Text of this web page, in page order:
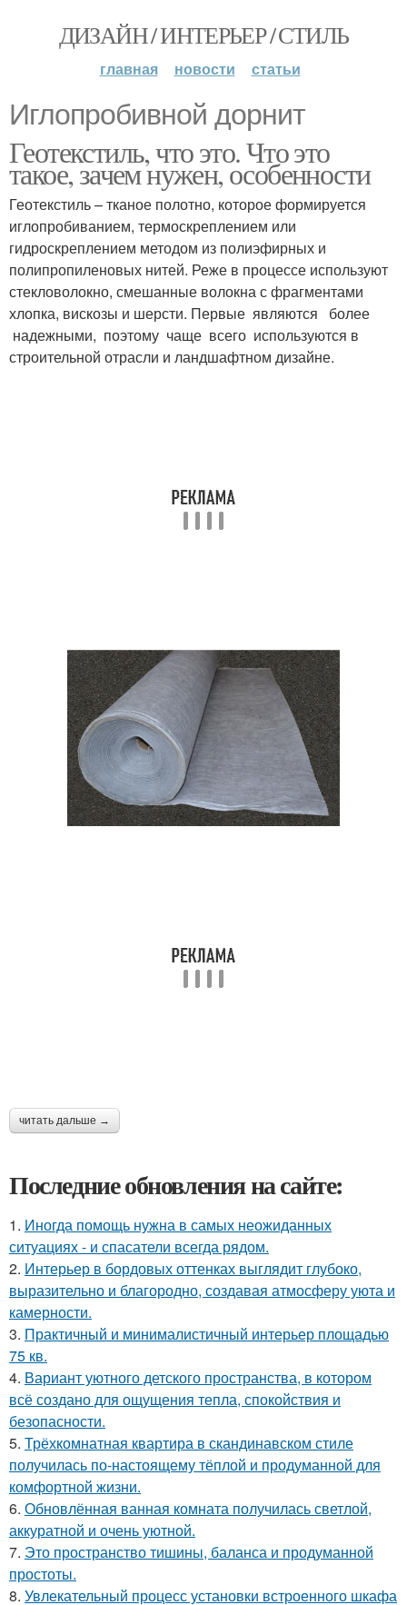
ДИЗАЙН / ИНТЕРЬЕР / СТИЛЬ
главная новости статьи
Иглопробивной дорнит
Геотекстиль, что это. Что это
такое, зачем нужен, особенности
Геотекстиль – тканое полотно, которое формируется
иглопробиванием, термоскреплением или
гидроскреплением методом из полиэфирных и
полипропиленовых нитей. Реже в процессе используют
стекловолокно, смешанные волокна с фрагментами
хлопка, вискозы и шерсти. Первые являются более
надежными, поэтому чаще всего используются в
строительной отрасли и ландшафтном дизайне.
читать дальше →
Последние обновления на сайте:
1. Иногда помощь нужна в самых неожиданных
ситуациях - и спасатели всегда рядом.
2. Интерьер в бордовых оттенках выглядит глубоко,
выразительно и благородно, создавая атмосферу уюта и
камерности.
3. Практичный и минималистичный интерьер площадью
75 кв.
4. Вариант уютного детского пространства, в котором
всё создано для ощущения тепла, спокойствия и
безопасности.
5. Трёхкомнатная квартира в скандинавском стиле
получилась по-настоящему тёплой и продуманной для
комфортной жизни.
6. Обновлённая ванная комната получилась светлой,
аккуратной и очень уютной.
7. Это пространство тишины, баланса и продуманной
простоты.
8. Увлекательный процесс установки встроенного шкафа